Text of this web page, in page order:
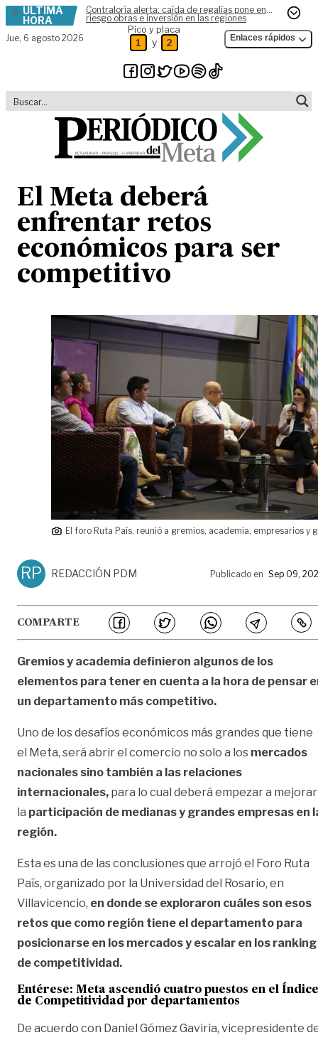
Skip to content
ÚLTIMA
HORA
Contraloría alerta: caída de regalías pone en
riesgo obras e inversión en las regiones
Jue, 6 agosto 2026
Pico y placa
1 y 2 Enlaces rápidos
El Meta deberá
enfrentar retos
económicos para ser
competitivo
El foro Ruta País, reunió a gremios, academia, empresarios y
RP REDACCIÓN PDM Publicado en Sep 09,
COMPARTE
Gremios y academia definieron algunos de los
elementos para tener en cuenta a la hora de pensar
un departamento más competitivo.
Uno de los desafíos económicos más grandes que tiene
el Meta, será abrir el comercio no solo a los mercados
nacionales sino también a las relaciones
internacionales, para lo cual deberá empezar a mejorar
la participación de medianas y grandes empresas en
región.
Esta es una de las conclusiones que arrojó el Foro Ruta
País, organizado por la Universidad del Rosario, en
Villavicencio, en donde se exploraron cuáles son esos
retos que como región tiene el departamento para
posicionarse en los mercados y escalar en los ranking
de competitividad.
Entérese: Meta ascendió cuatro puestos en el Índice
de Competitividad por departamentos
De acuerdo con Daniel Gómez Gaviria, vicepresidente